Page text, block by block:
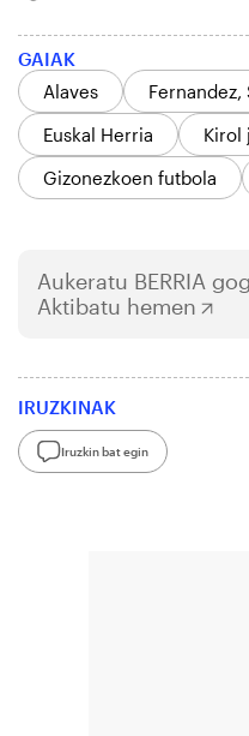
GAIAK
Alaves
Fernandez,
Euskal Herria
Kirol
Gizonezkoen futbola
Aukeratu BERRIA
Aktibatu hemen
IRUZKINAK
Iruzkin bat egin